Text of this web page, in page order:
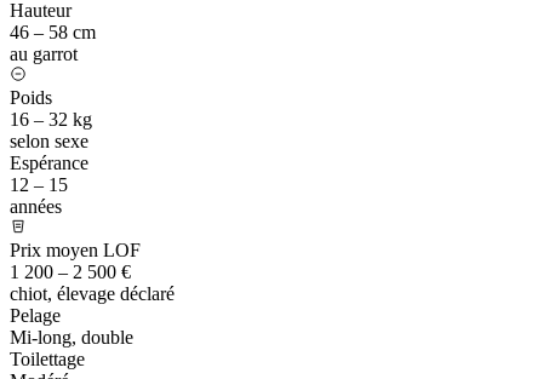
Hauteur
46 – 58 cm
au garrot
Poids
16 – 32 kg
selon sexe
Espérance
12 – 15
années
Prix moyen LOF
1 200 – 2 500 €
chiot, élevage déclaré
Pelage
Mi-long, double
Toilettage